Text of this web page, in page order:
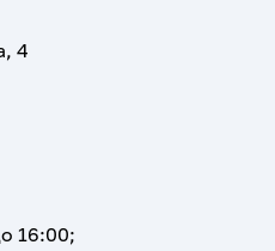
4
16:00;